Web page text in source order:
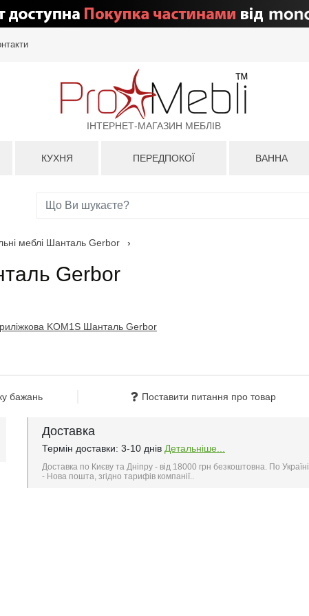
ІНТЕРНЕТ-МАГАЗИН МЕБЛІВ
КУХНЯ ПЕРЕДПОКОЇ ВАННА
меблі Шанталь Gerbor ›
Gerbor
бажань Поставити питання про товар
Доставка
Термін доставки: 3-10 днів Детальніше...
Доставка по Києву та Дніпру - від 18000 грн безкоштовна. По Україні
- Нова пошта, згідно тарифів компанії..